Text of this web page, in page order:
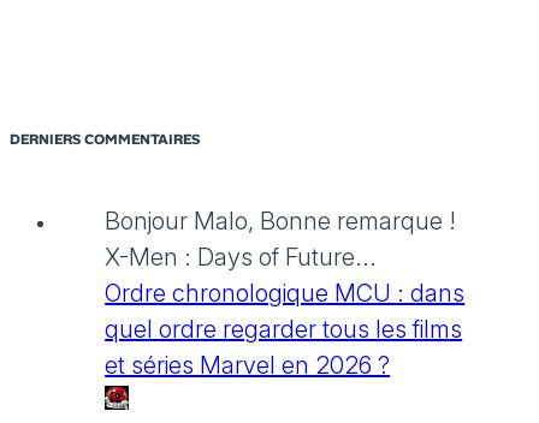
DERNIERS COMMENTAIRES
Bonjour Malo, Bonne remarque !
X-Men : Days of Future...
Ordre chronologique MCU : dans
quel ordre regarder tous les films
et séries Marvel en 2026 ?